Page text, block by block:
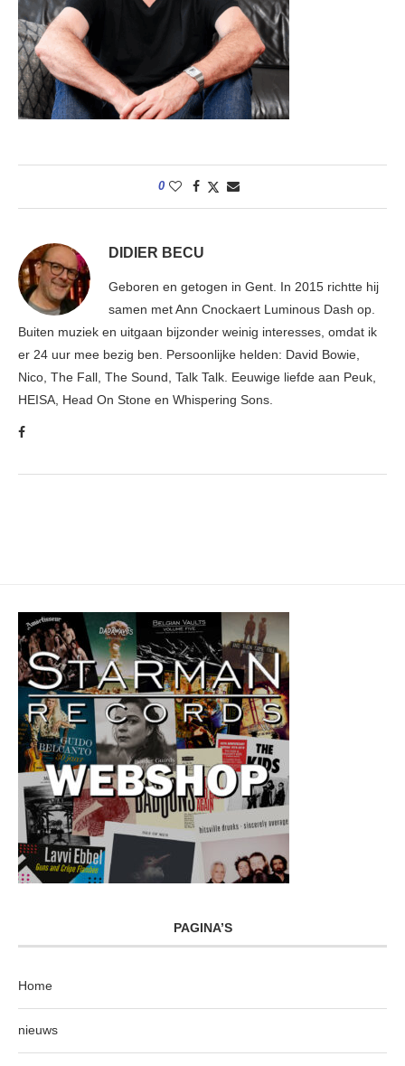
0
DIDIER BECU
Geboren en getogen in Gent. In 2015 richtte hij
samen met Ann Cnockaert Luminous Dash op.
Buiten muziek en uitgaan bijzonder weinig interesses, omdat ik
er 24 uur mee bezig ben. Persoonlijke helden: David Bowie,
Nico, The Fall, The Sound, Talk Talk. Eeuwige liefde aan Peuk,
HEISA, Head On Stone en Whispering Sons.
PAGINA’S
Home
nieuws